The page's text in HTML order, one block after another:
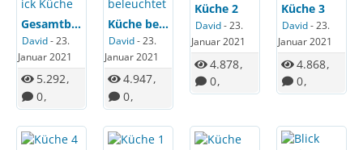
Gesamtblick Küche
David-23.
Januar 2021
5.292
0
Küche beleuchtet
David-23.
Januar 2021
4.947
0
Küche 2
David-23.
Januar 2021
4.878
0
Küche 3
David-23.
Januar 2021
4.868
0